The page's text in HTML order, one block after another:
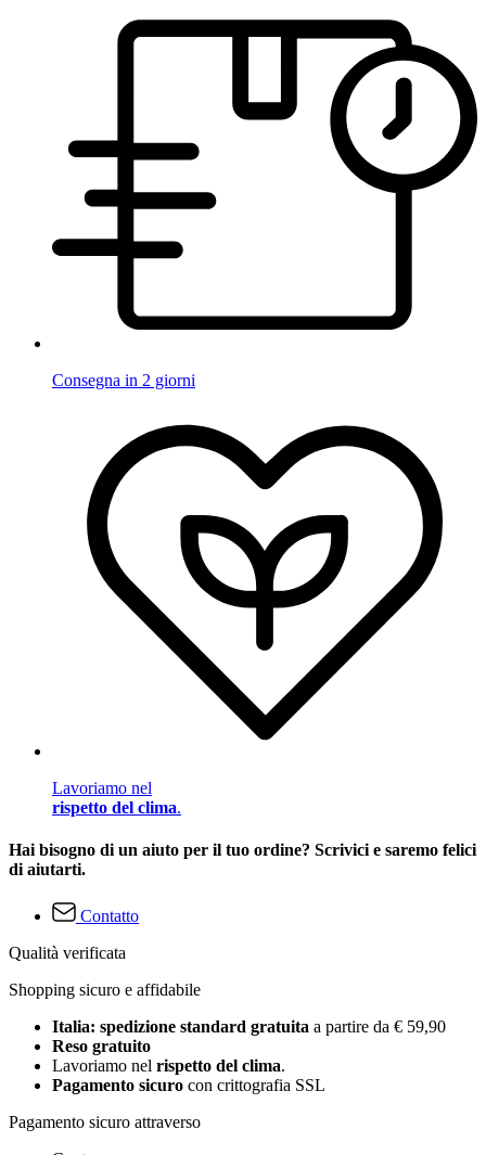
Consegna in 2 giorni
Lavoriamo nel
rispetto del clima.
Hai bisogno di un aiuto per il tuo ordine? Scrivici e saremo felici
di aiutarti.
Contatto
Qualità verificata
Shopping sicuro e affidabile
Italia: spedizione standard gratuita a partire da € 59,90
Reso gratuito
Lavoriamo nel rispetto del clima.
Pagamento sicuro con crittografia SSL
Pagamento sicuro attraverso